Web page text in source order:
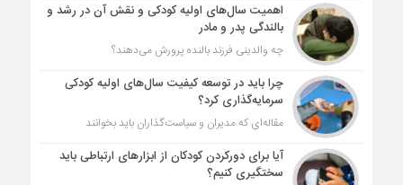
اهمیت سال‌های اولیه کودکی و نقش آن در رشد و
بالندگی پدر و مادر
چه والدینی فرزند بالنده پرورش می‌دهند؟
چرا باید در توسعه کیفیت سال‌های اولیه کودکی
سرمایه‌گذاری کرد؟
مقاله‌ای که مدیران و سیاست‌گذاران باید بخوانند
آیا برای دورکردن کودکان از ابزارهای ارتباطی باید
سختگیری کنیم؟